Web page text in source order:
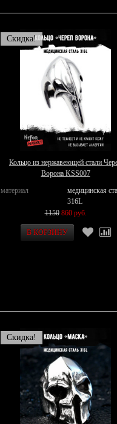
Скидка!
Кольцо из нержавеющей стали
Ворона KSS007
материал
медицинская
316L
1150 860 руб.
Скидка!